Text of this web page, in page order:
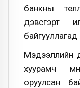
банкны
дэвсгэрт
байгууллагад
Мэдээллийн
хуурамч
оруулсан